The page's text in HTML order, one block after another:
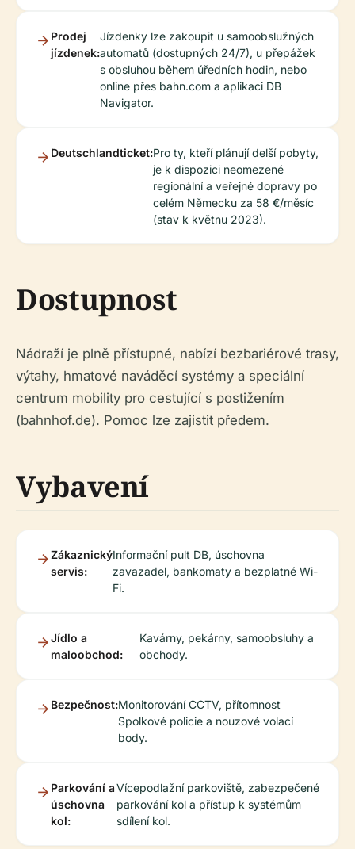
Prodej
jízdenek:
Jízdenky lze zakoupit u samoobslužných
automatů (dostupných 24/7), u přepážek
s obsluhou během úředních hodin, nebo
online přes bahn.com a aplikaci DB
Navigator.
Deutschlandticket:Pro ty, kteří plánují delší pobyty,
je k dispozici neomezené
regionální a veřejné dopravy po
celém Německu za 58 €/měsíc
(stav k květnu 2023).
Dostupnost
Nádraží je plně přístupné, nabízí bezbariérové trasy,
výtahy, hmatové naváděcí systémy a speciální
centrum mobility pro cestující s postižením
(bahnhof.de). Pomoc lze zajistit předem.
Vybavení
Zákaznický
servis:
Informační pult DB, úschovna
zavazadel, bankomaty a bezplatné Wi-
Fi.
Jídlo a
maloobchod:
Kavárny, pekárny, samoobsluhy a
obchody.
Bezpečnost:Monitorování CCTV, přítomnost
Spolkové policie a nouzové volací
body.
Parkování a
úschovna
kol:
Vícepodlažní parkoviště, zabezpečené
parkování kol a přístup k systémům
sdílení kol.